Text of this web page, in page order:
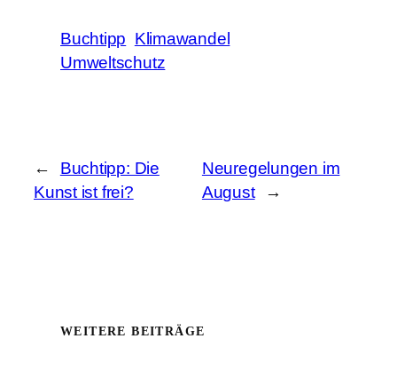
Buchtipp Klimawandel
Umweltschutz
←
Buchtipp: Die
Kunst ist frei?
Neuregelungen im
August
→
WEITERE BEITRÄGE